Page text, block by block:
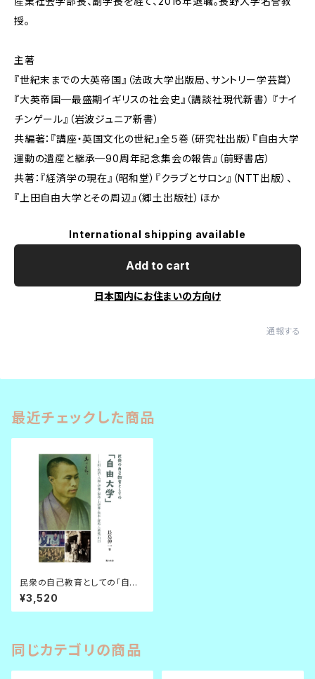
授。
主著
『世紀末までの大英帝国』（法政大学出版局、サントリー学芸賞）
『大英帝国─最盛期イギリスの社会史』（講談社現代新書） 『ナイ
チンゲール』（岩波ジュニア新書）
共編著：『講座・英国文化の世紀』全５巻（研究社出版）『自由大学
運動の遺産と継承─90周年記念集会の報告』（前野書店）
共著：『経済学の現在』（昭和堂）『クラブとサロン』（NTT出版）、
『上田自由大学とその周辺』（郷土出版社）ほか
International shipping available
Add to cart
日本国内にお住まいの方向け
通報する
最近チェックした商品
民衆の自己教育としての「自由
大学」
¥3,520
同じカテゴリの商品